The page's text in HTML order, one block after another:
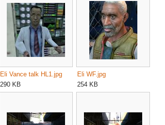
Eli Vance talk HL1.jpg
290 KB
Eli WF.jpg
254 KB